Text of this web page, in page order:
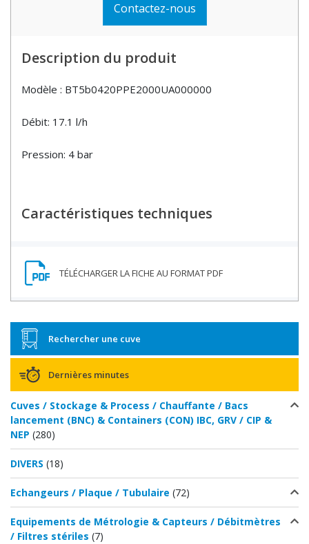
Rechercher une cuve
Dernières minutes
Cuves / Stockage & Process / Chauffante / Bacs
lancement (BNC) & Containers (CON) IBC, GRV / CIP &
NEP (280)
DIVERS (18)
Echangeurs / Plaque / Tubulaire (72)
Equipements de Métrologie & Capteurs / Débitmètres
/ Filtres stériles (7)
Contactez-nous
Description du produit
Modèle : BT5b0420PPE2000UA000000
Débit: 17.1 l/h
Pression: 4 bar
Caractéristiques techniques